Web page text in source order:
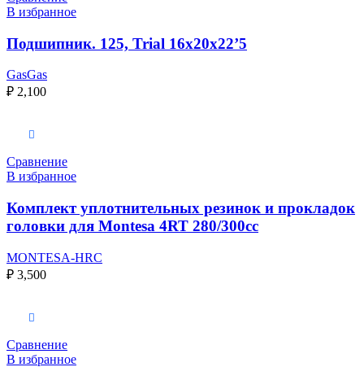
В избранное
Подшипник. 125, Trial 16x20x22’5
GasGas
₽ 2,100
Сравнение
В избранное
Комплект уплотнительных резинок и прокладок
головки для Montesa 4RT 280/300cc
MONTESA-HRC
₽ 3,500
Сравнение
В избранное